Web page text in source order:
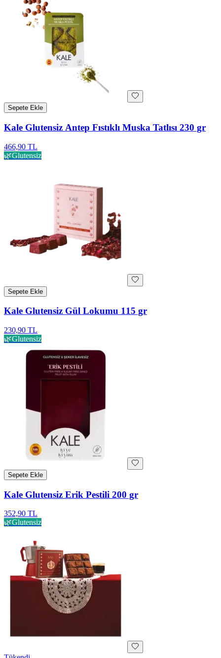
Sepete Ekle
Kale Glutensiz Antep Fıstıklı Muska Tatlısı 230 gr
466,90 TL
🌿Glutensiz
Sepete Ekle
Kale Glutensiz Gül Lokumu 115 gr
230,90 TL
🌿Glutensiz
Sepete Ekle
Kale Glutensiz Erik Pestili 200 gr
352,90 TL
🌿Glutensiz